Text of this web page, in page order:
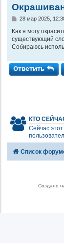
С
о
б
щ
е
и
е
28 мар 2025,
Как я могу
существующий
Собираюсь
Ответить
КТО
Сейчас
Список
Создано